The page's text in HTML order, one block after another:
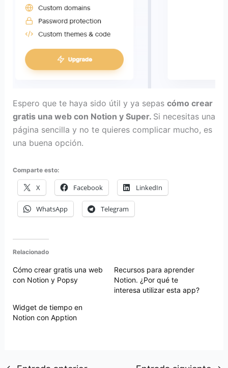
Espero que te haya sido útil y ya sepas cómo crear
gratis una web con Notion y Super. Si necesitas una
página sencilla y no te quieres complicar mucho, es
una buena opción.
Comparte esto:
X Facebook LinkedIn
WhatsApp Telegram
Relacionado
Cómo crear gratis una web
con Notion y Popsy
Recursos para aprender
Notion. ¿Por qué te
interesa utilizar esta app?
Widget de tiempo en
Notion con Apption